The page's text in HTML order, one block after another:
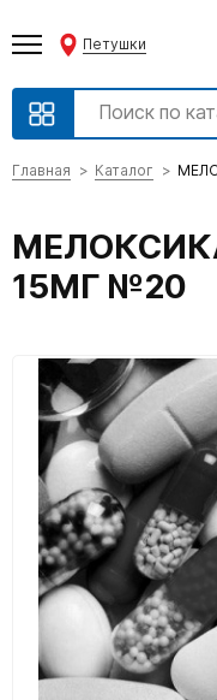
Петушки
Главная Каталог
15МГ №20